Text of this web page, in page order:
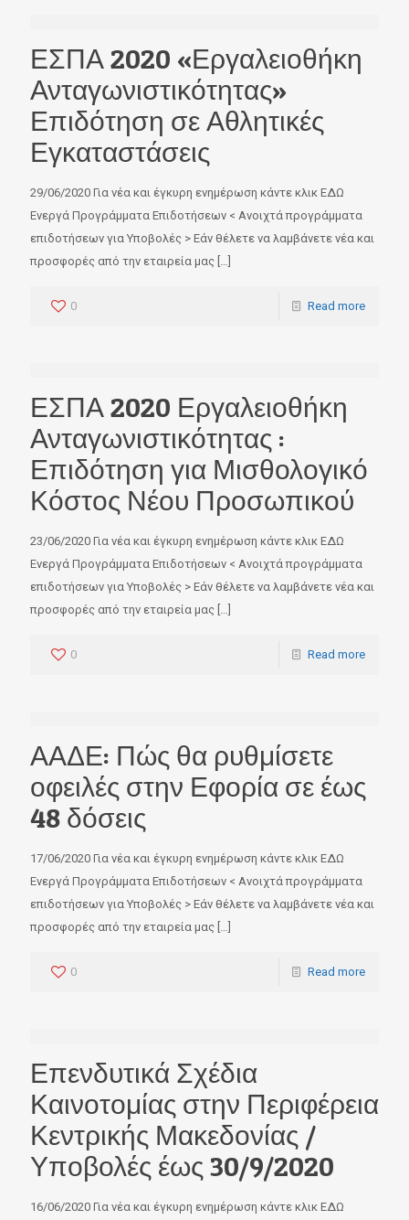
ΕΣΠΑ 2020 «Εργαλειοθήκη
Ανταγωνιστικότητας»
Επιδότηση σε Αθλητικές
Εγκαταστάσεις
29/06/2020 Για νέα και έγκυρη ενημέρωση κάντε κλικ ΕΔΩ
Ενεργά Προγράμματα Επιδοτήσεων < Ανοιχτά προγράμματα
επιδοτήσεων για Υποβολές > Εάν θέλετε να λαμβάνετε νέα και
προσφορές από την εταιρεία μας […]
0 Read more
ΕΣΠΑ 2020 Εργαλειοθήκη
Ανταγωνιστικότητας :
Επιδότηση για Μισθολογικό
Κόστος Νέου Προσωπικού
23/06/2020 Για νέα και έγκυρη ενημέρωση κάντε κλικ ΕΔΩ
Ενεργά Προγράμματα Επιδοτήσεων < Ανοιχτά προγράμματα
επιδοτήσεων για Υποβολές > Εάν θέλετε να λαμβάνετε νέα και
προσφορές από την εταιρεία μας […]
0 Read more
ΑΑΔΕ: Πώς θα ρυθμίσετε
οφειλές στην Εφορία σε έως
48 δόσεις
17/06/2020 Για νέα και έγκυρη ενημέρωση κάντε κλικ ΕΔΩ
Ενεργά Προγράμματα Επιδοτήσεων < Ανοιχτά προγράμματα
επιδοτήσεων για Υποβολές > Εάν θέλετε να λαμβάνετε νέα και
προσφορές από την εταιρεία μας […]
0 Read more
Επενδυτικά Σχέδια
Καινοτομίας στην Περιφέρεια
Κεντρικής Μακεδονίας /
Υποβολές έως 30/9/2020
16/06/2020 Για νέα και έγκυρη ενημέρωση κάντε κλικ ΕΔΩ
* Κάνοντας εγγραφή συμφωνείτε να γραφτείτε, με
σκοπό την ενημέρωση σας, για επιδοτούμενα
προγράμματα, χρηματοδοτικά εργαλεία.
* Έχετε το δικαίωμα ανά πάσα στιγμή να ζητήσετε
τη διαγραφή σας.